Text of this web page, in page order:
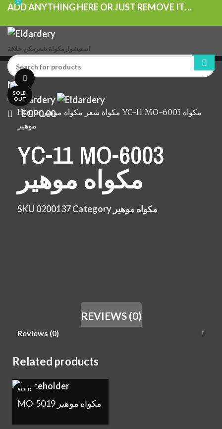
ADD ANYTHING HERE OR JUST REMOVE IT…
مكن حلاقة مكواة شعر استيشوار
Menu
0
EGP0.00
SOLD
OUT
SOLD
OUT
Click to enlarge
Home مكواة شعر YC-11 MO-6003 مكواه
موهير
YC-11 MO-6003
مكواه موهير
SKU 0200137Category مكواه موهير
REVIEWS (0)
Reviews (0)
Related products
SOLD
MO-5019 مكواه موهير